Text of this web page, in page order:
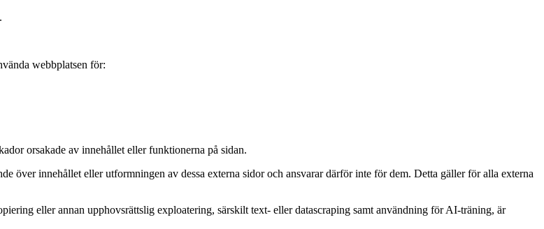
webbplatsen för:
orsakade av innehållet eller funktionerna på sidan.
över innehållet eller utformningen av dessa externa sidor och ansvarar därför inte för dem. Detta gäller för alla externa
eller annan upphovsrättslig exploatering, särskilt text- eller datascraping samt användning för AI-träning, är